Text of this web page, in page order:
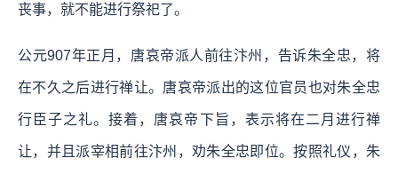
丧事，就不能进行祭祀了。
公元907年正月，唐哀帝派人前往汴州，告诉朱全忠，将
在不久之后进行禅让。唐哀帝派出的这位官员也对朱全忠
行臣子之礼。接着，唐哀帝下旨，表示将在二月进行禅
让，并且派宰相前往汴州，劝朱全忠即位。按照礼仪，朱